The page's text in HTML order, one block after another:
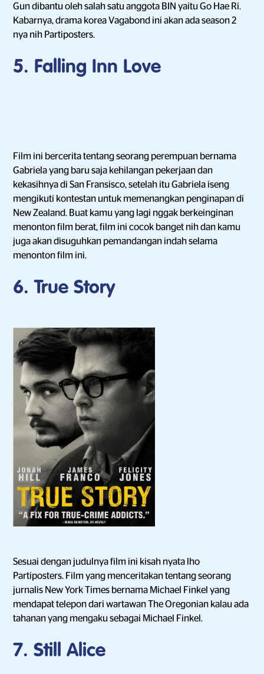
Gun dibantu oleh salah satu anggota BIN yaitu Go Hae Ri.
Kabarnya, drama korea Vagabond ini akan ada season 2
nya nih Partiposters.
5. Falling Inn Love
Film ini bercerita tentang seorang perempuan bernama
Gabriela yang baru saja kehilangan pekerjaan dan
kekasihnya di San Fransisco, setelah itu Gabriela iseng
mengikuti kontestan untuk memenangkan penginapan di
New Zealand. Buat kamu yang lagi nggak berkeinginan
menonton film berat, film ini cocok banget nih dan kamu
juga akan disuguhkan pemandangan indah selama
menonton film ini.
6. True Story
Sesuai dengan judulnya film ini kisah nyata lho
Partiposters. Film yang menceritakan tentang seorang
jurnalis New York Times bernama Michael Finkel yang
mendapat telepon dari wartawan The Oregonian kalau ada
tahanan yang mengaku sebagai Michael Finkel.
7. Still Alice